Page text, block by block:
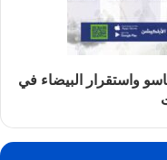
واستقرار البيضاء في